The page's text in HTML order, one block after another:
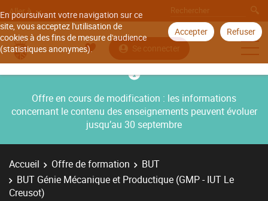
En poursuivant votre navigation sur ce
site, vous acceptez l'utilisation de
cookies à des fins de mesure d'audience
(statistiques anonymes).
Accepter Refuser
Aller à
Se connecter
Offre en cours de modification : les informations
concernant le contenu des enseignements peuvent évoluer
jusqu’au 30 septembre
Accueil Offre de formation
BUT
BUT Génie Mécanique et Productique (GMP - IUT Le
Creusot)